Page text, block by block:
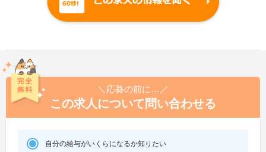
＼応募の前に…／
この求人について問い合わせる
自分の給与がいくらになるか知りたい